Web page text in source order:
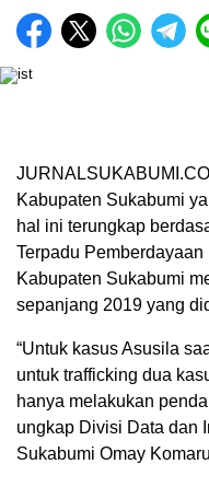
Kabupaten Sukabumi
hal ini terungkap
Terpadu
Kabupaten Sukabumi
sepanjang 2019 yang
“Untuk kasus Asusila
untuk trafficking dua
hanya melakukan
ungkap Divisi Data dan
Sukabumi Omay